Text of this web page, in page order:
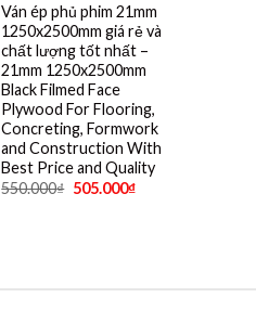
Ván ép phủ phim 21mm
1250x2500mm giá rẻ và
chất lượng tốt nhất –
21mm 1250x2500mm
Black Filmed Face
Plywood For Flooring,
Concreting, Formwork
and Construction With
Best Price and Quality
550.000₫ 505.000₫